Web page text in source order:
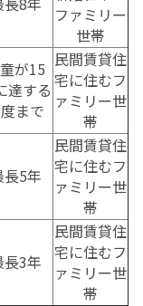
ファミリー
世帯
が15
達する
まで
民間賃貸住
宅に住むフ
ァミリー世
帯
長5年
民間賃貸住
宅に住むフ
ァミリー世
帯
長3年
民間賃貸住
宅に住むフ
ァミリー世
帯